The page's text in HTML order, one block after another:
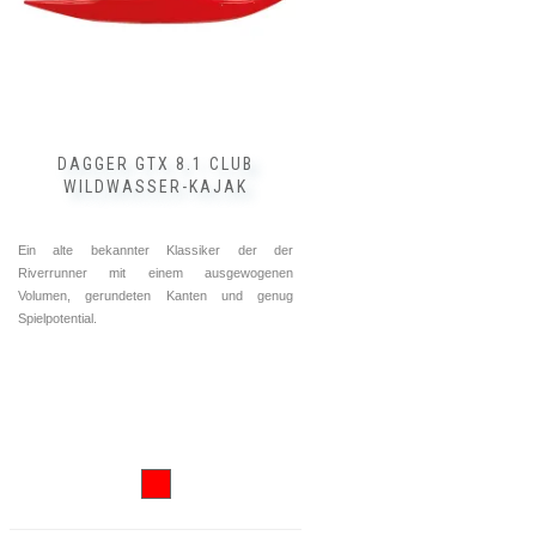
DAGGER GTX 8.1 CLUB
WILDWASSER-KAJAK
Ein alte bekannter Klassiker der der
Riverrunner mit einem ausgewogenen
Volumen, gerundeten Kanten und genug
Spielpotential.